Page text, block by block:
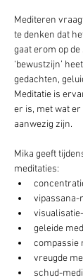
Mediteren
te denken dat
gaat erom op
‘bewustzijn’
gedachten,
Meditatie is
er is, met wat
aanwezig zijn.
Mika geeft
meditaties:
vipassana-
geleide
compassie
vreugde
schud-